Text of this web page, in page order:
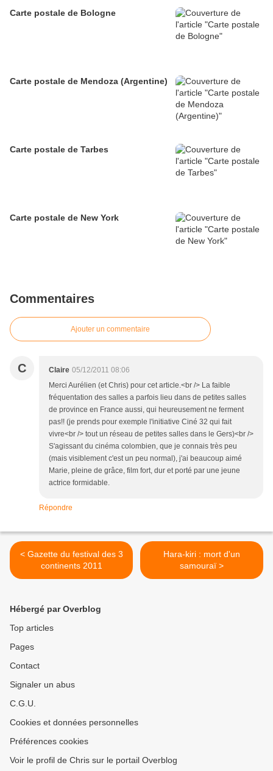
Carte postale de Bologne
Carte postale de Mendoza (Argentine)
Carte postale de Tarbes
Carte postale de New York
Commentaires
Ajouter un commentaire
C Claire 05/12/2011 08:06
Merci Aurélien (et Chris) pour cet article.<br /> La faible
fréquentation des salles a parfois lieu dans de petites salles
de province en France aussi, qui heureusement ne ferment
pas!! (je prends pour exemple l'initiative Ciné 32 qui fait
vivre<br /> tout un réseau de petites salles dans le Gers)<br />
S'agissant du cinéma colombien, que je connais très peu
(mais visiblement c'est un peu normal), j'ai beaucoup aimé
Marie, pleine de grâce, film fort, dur et porté par une jeune
actrice formidable.
Répondre
< Gazette du festival des 3
continents 2011
Hara-kiri : mort d'un
samouraï >
Hébergé par Overblog
Top articles
Pages
Contact
Signaler un abus
C.G.U.
Cookies et données personnelles
Préférences cookies
Voir le profil de Chris sur le portail Overblog